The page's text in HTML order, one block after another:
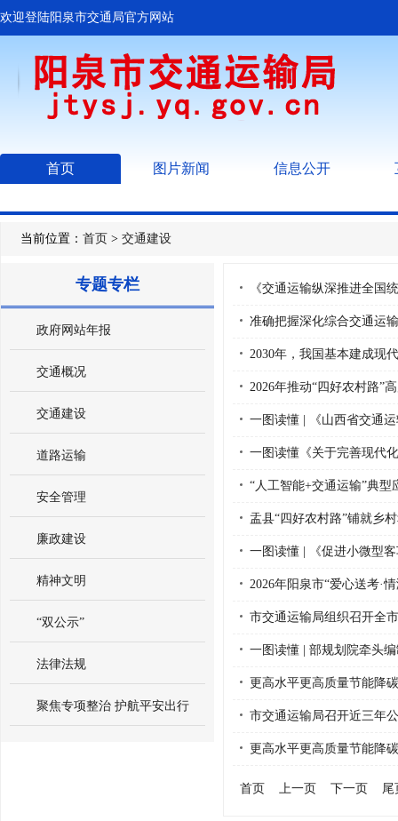
欢迎登陆阳泉市交通局官方网站
首页 图片新闻 信息公开
当前位置： 首页 > 交通建设
专题专栏
政府网站年报
交通概况
交通建设
道路运输
安全管理
廉政建设
精神文明
“双公示”
法律法规
聚焦专项整治 护航平安出行
《交通运输纵深推进全国
准确把握深化综合交通运
2030年，我国基本建成现
2026年推动“四好农村路”
一图读懂 | 《山西省交通
一图读懂《关于完善现代
“人工智能+交通运输”典
盂县“四好农村路”铺就乡
一图读懂 | 《促进小微型
2026年阳泉市“爱心送考·
市交通运输局组织召开全
一图读懂 | 部规划院牵头
更高水平更高质量节能降
市交通运输局召开近三年
更高水平更高质量节能降
首页 上一页 下一页